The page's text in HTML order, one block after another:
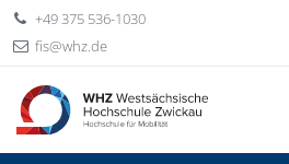
+49 375 536-1030
fis
whzde